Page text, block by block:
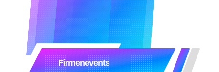
Firmenevents